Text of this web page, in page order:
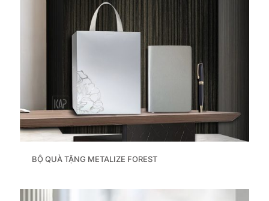
BỘ QUÀ TẶNG METALIZE FOREST